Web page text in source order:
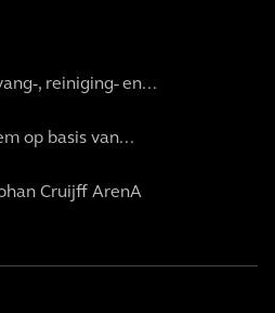
, reiniging- en...
op basis van...
Cruijff ArenA